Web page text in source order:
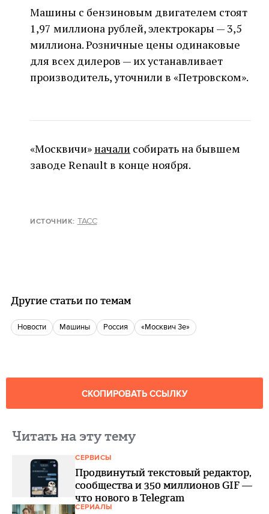
Машины с бензиновым двигателем стоят
1,97 миллиона рублей, электрокары — 3,5
миллиона. Розничные цены одинаковые
для всех дилеров — их устанавливает
производитель, уточнили в «Петровском».
«Москвичи»начали собирать на бывшем
заводе Renault в конце ноября.
ИСТОЧНИК: ТАСС
Другие статьи по темам
новости Машины Россия «Москвич 3е»
СКОПИРОВАТЬ ССЫЛКУ
Читать на эту тему
СЕРВИСЫ
Продвинутый текстовый редактор,
сообщества и 350 миллионов GIF —
что нового в Telegram
СЕРИАЛЫ